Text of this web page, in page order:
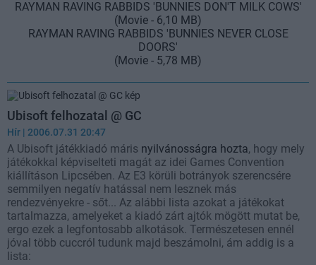
RAYMAN RAVING RABBIDS 'BUNNIES DON'T MILK COWS'
(Movie - 6,10 MB)
RAYMAN RAVING RABBIDS 'BUNNIES NEVER CLOSE
DOORS'
(Movie - 5,78 MB)
Ubisoft felhozatal @ GC
Hír | 2006.07.31 20:47
A Ubisoft játékkiadó máris nyilvánosságra hozta, hogy mely
játékokkal képviselteti magát az idei Games Convention
kiállításon Lipcsében. Az E3 körüli botrányok szerencsére
semmilyen negatív hatással nem lesznek más
rendezvényekre - sőt... Az alábbi lista azokat a játékokat
tartalmazza, amelyeket a kiadó zárt ajtók mögött mutat be,
ergo ezek a legfontosabb alkotások. Természetesen ennél
jóval több cuccról tudunk majd beszámolni, ám addig is a
lista: